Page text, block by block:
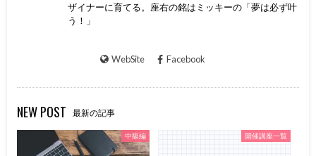
ザイナーに育てる。座右の銘はミッキーの「夢は必ず叶
う！」
WebSite Facebook
NEW POST 最新の記事
中級編 開催講座一覧